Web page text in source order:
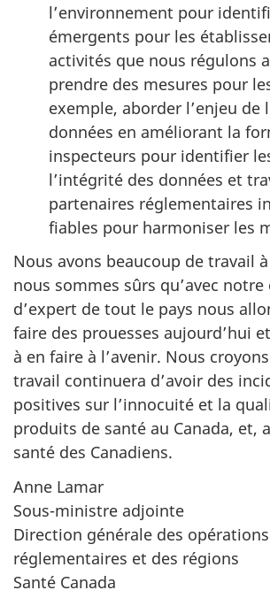
l’environnement pour
émergents pour les
activités que nous régulons
prendre des mesures pour
exemple, aborder l’enjeu de
données en améliorant la
inspecteurs pour identifier
l’intégrité des données et
partenaires réglementaires
fiables pour harmoniser les
Nous avons beaucoup de travail
nous sommes sûrs qu’avec notre
d’expert de tout le pays nous
faire des prouesses aujourd’hui
à en faire à l’avenir. Nous
travail continuera d’avoir des
positives sur l’innocuité et la
produits de santé au Canada, et,
santé des Canadiens.
Anne Lamar
Sous-ministre adjointe
Direction générale des opérations
réglementaires et des régions
Santé Canada